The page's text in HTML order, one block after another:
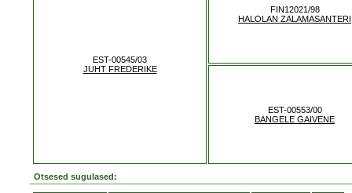
EST-00545/03
JUHT FREDERIKE
FIN12021/98
HALOLAN ZALAMASANTERI
EST-00553/00
BANGELE GAIVENE
Otsesed sugulased: